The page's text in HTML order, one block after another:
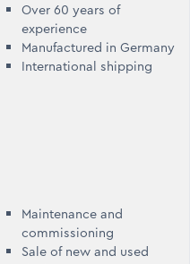
Over 60 years of
experience
Manufactured in Germany
International shipping
Maintenance and
commissioning
Sale of new and used